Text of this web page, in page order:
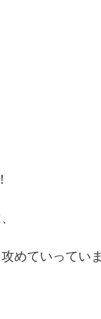
めていってい